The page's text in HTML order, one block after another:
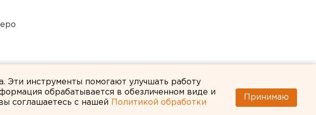
Эти инструменты помогают улучшать работу
обрабатывается в обезличенном виде и
соглашаетесь с нашей
Политикой обработки
Принимаю